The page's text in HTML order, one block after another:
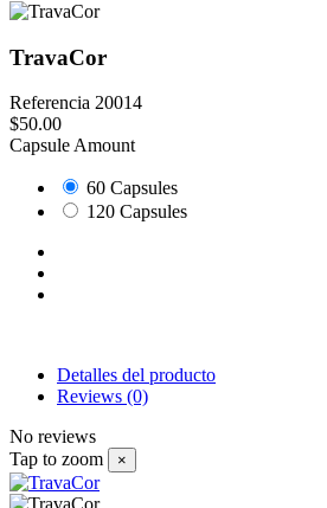
TravaCor
Referencia 20014
$50.00
Capsule Amount
60 Capsules
120 Capsules
Detalles del producto
Reviews (0)
No reviews
Tap to zoom
×